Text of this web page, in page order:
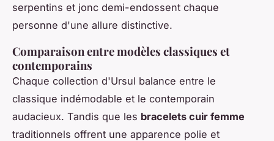
serpentins et jonc demi-endossent chaque
personne d'une allure distinctive.
Comparaison entre modèles classiques et
contemporains
Chaque collection d'Ursul balance entre le
classique indémodable et le contemporain
audacieux. Tandis que les bracelets cuir femme
traditionnels offrent une apparence polie et